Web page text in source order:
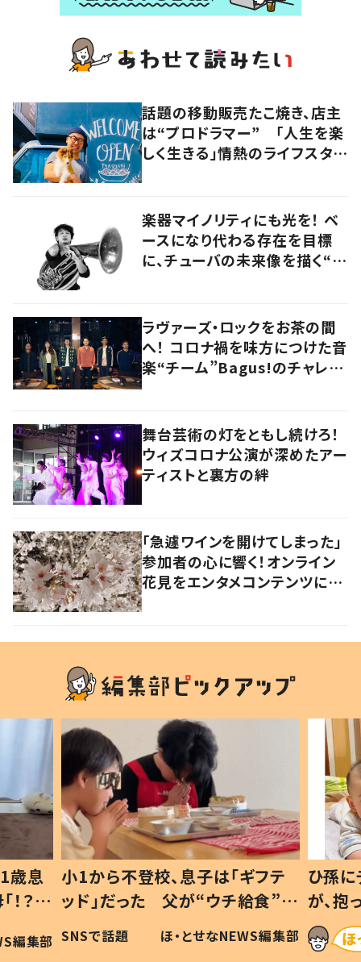
話題の移動販売たこ焼き、店主
は“プロドラマー” 「人生を楽
しく生きる」情熱のライフスタイ
楽器マイノリティにも光を！ ベ
ースになり代わる存在を目標
に、チューバの未来像を描く“ブ
ラヴァーズ・ロックをお茶の間
へ！ コロナ禍を味方につけた音
楽“チーム”Bagus!のチャレン
舞台芸術の灯をともし続けろ！
ウィズコロナ公演が深めたアー
ティストと裏方の絆
「急遽ワインを開けてしまった」
参加者の心に響く！オンライン
花見をエンタメコンテンツに仕
歳息
？」
編集部
小1から不登校、息子は「ギフテ
ッド」だった 父が“ウチ給食”を
作り続ける理由とは #令和の親
#令和の子
SNSで話題 ほ・とせなNEWS編集部
ひ孫
が、
「涙が
い」